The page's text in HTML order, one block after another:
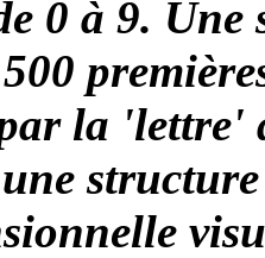
0 à 9. Une
la 'lettre'